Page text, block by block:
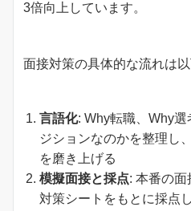
3倍向上しています。
面接対策の具体的な流れは以
言語化: Why転職、Why
ジションなのかを整理し
を磨き上げる
模擬面接と採点: 本番の
対策シートをもとに採点